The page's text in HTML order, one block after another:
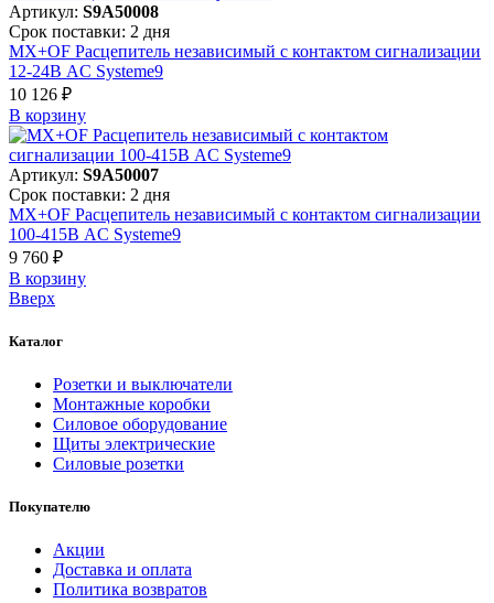
Артикул: S9A50008
Срок поставки: 2 дня
MX+OF Расцепитель независимый с контактом сигнализации
12-24В AC Systeme9
10 126 ₽
В корзинy
Артикул: S9A50007
Срок поставки: 2 дня
MX+OF Расцепитель независимый с контактом сигнализации
100-415В AC Systeme9
9 760 ₽
В корзинy
Вверх
Каталог
Розетки и выключатели
Монтажные коробки
Силовое оборудование
Щиты электрические
Силовые розетки
Покупателю
Акции
Доставка и оплата
Политика возвратов